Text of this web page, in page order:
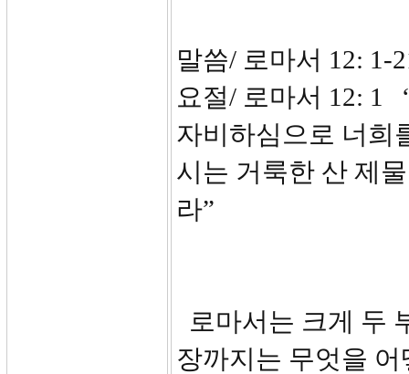
말씀/ 로마서 12: 1-
요절/ 로마서 12: 1
자비하심으로 너희
시는 거룩한 산 제
라”
로마서는 크게 두
장까지는 무엇을